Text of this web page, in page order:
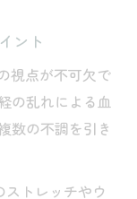
ント
視点が不可欠で
の乱れによる血
数の不調を引き
トレッチやウ